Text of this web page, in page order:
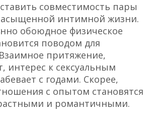
совместимость пары
интимной жизни.
обоюдное физическое
поводом для
притяжение,
интерес к сексуальным
с годами. Скорее,
с опытом становятся
и романтичными.